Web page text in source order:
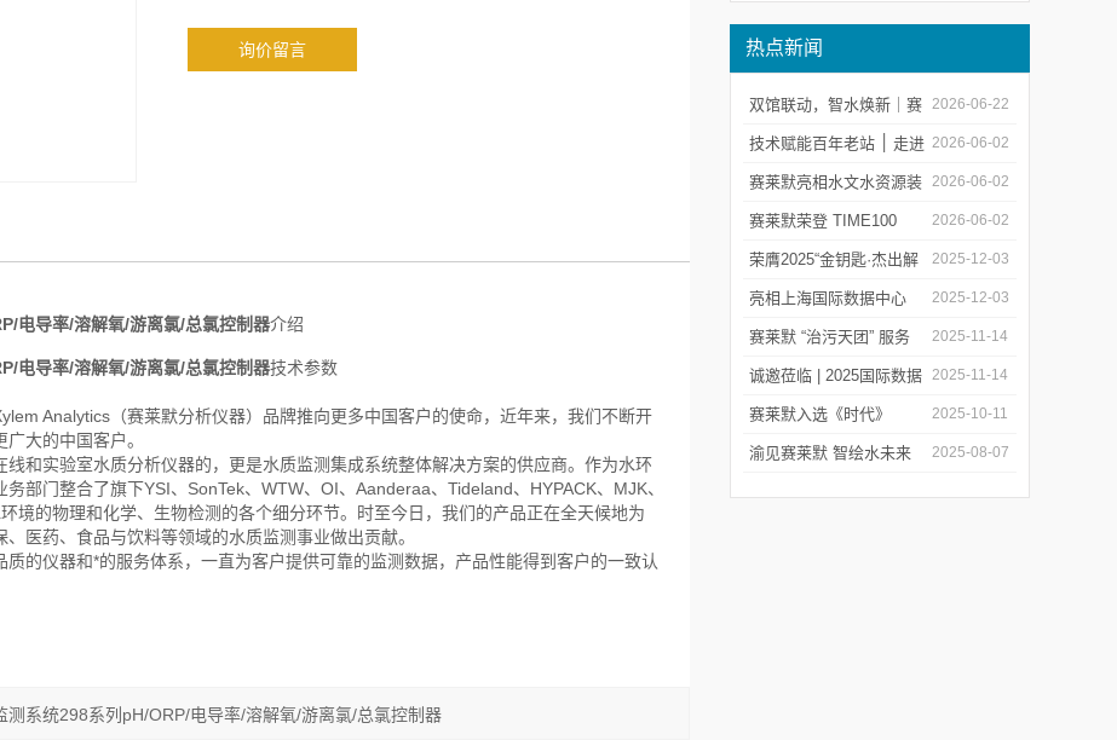
热点新闻
双馆联动，智水焕新｜赛
莱默精彩亮相2026上海世
环会
2026-06-22
技术赋能百年老站 ׀ 走进
都江堰：从千年治水智慧
到现代水文监测
2026-06-02
赛莱默亮相水文水资源装
备展 | 以数字化和智能化
技术赋能水文现代化建设
2026-06-02
赛莱默荣登 TIME100
2026 全球百强影响力企
业榜单
2026-06-02
荣膺2025“金钥匙·杰出解
决方案”！赛莱默青少年
水教育行动，浇灌可持续
发展未来
2025-12-03
亮相上海国际数据中心
展！赛莱默助力AI时代数
智未来
2025-12-03
赛莱默 “治污天团” 服务
亚洲污水处理厂
2025-11-14
诚邀莅临 | 2025国际数据
中心展
2025-11-14
赛莱默入选《时代》
“2025全球最佳公司”榜单
2025-10-11
渝见赛莱默 智绘水未来 2025-08-07
询价留言
电导率/溶解氧/游离氯/总氯控制器介绍
电导率/溶解氧/游离氯/总氯控制器技术参数
Analytics（赛莱默分析仪器）品牌推向更多中国客户的使命，近年来，我们不断开
大的中国客户。
和实验室水质分析仪器的，更是水质监测集成系统整体解决方案的供应商。作为水环
部门整合了旗下YSI、SonTek、WTW、OI、Aanderaa、Tideland、HYPACK、MJK、
境的物理和化学、生物检测的各个细分环节。时至今日，我们的产品正在全天候地为
医药、食品与饮料等领域的水质监测事业做出贡献。
的仪器和*的服务体系，一直为客户提供可靠的监测数据，产品性能得到客户的一致认